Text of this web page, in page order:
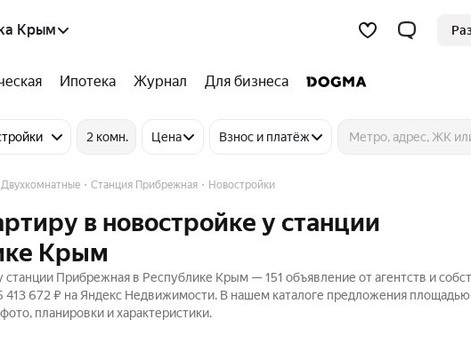
Крым
Ипотека Журнал Для бизнеса
2 комн. Цена Взнос и платёж
Двухкомнатные Станция Прибрежная Новостройки
в новостройке у станции
Крым
Прибрежная в Республике Крым — 151 объявление от агентств и
672 ₽ на Яндекс Недвижимости. В нашем каталоге предложения площадью
планировки и характеристики.